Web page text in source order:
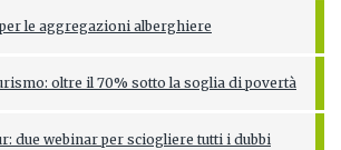
per le aggregazioni alberghiere
oltre il 70% sotto la soglia di povertà
due webinar per sciogliere tutti i dubbi